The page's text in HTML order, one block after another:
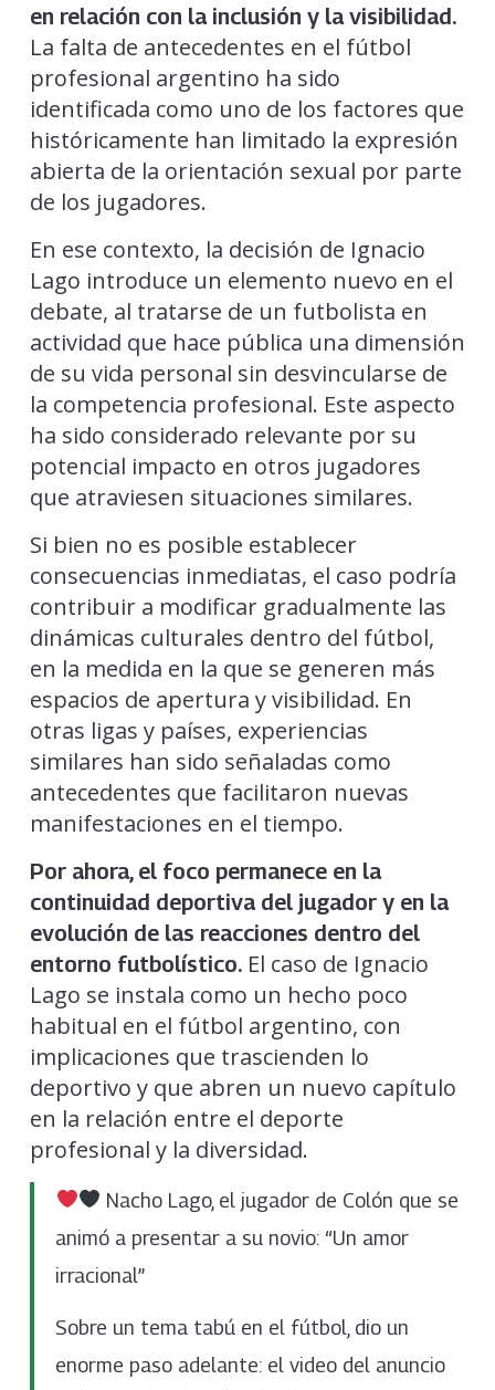
en relación con la inclusión y la visibilidad.
La falta de antecedentes en el fútbol
profesional argentino ha sido
identificada como uno de los factores que
históricamente han limitado la expresión
abierta de la orientación sexual por parte
de los jugadores.
En ese contexto, la decisión de Ignacio
Lago introduce un elemento nuevo en el
debate, al tratarse de un futbolista en
actividad que hace pública una dimensión
de su vida personal sin desvincularse de
la competencia profesional. Este aspecto
ha sido considerado relevante por su
potencial impacto en otros jugadores
que atraviesen situaciones similares.
Si bien no es posible establecer
consecuencias inmediatas, el caso podría
contribuir a modificar gradualmente las
dinámicas culturales dentro del fútbol,
en la medida en la que se generen más
espacios de apertura y visibilidad. En
otras ligas y países, experiencias
similares han sido señaladas como
antecedentes que facilitaron nuevas
manifestaciones en el tiempo.
Por ahora, el foco permanece en la
continuidad deportiva del jugador y en la
evolución de las reacciones dentro del
entorno futbolístico.El caso de Ignacio
Lago se instala como un hecho poco
habitual en el fútbol argentino, con
implicaciones que trascienden lo
deportivo y que abren un nuevo capítulo
en la relación entre el deporte
profesional y la diversidad.
Nacho Lago, el jugador de Colón que se
animó a presentar a su novio: “Un amor
irracional”
Sobre un tema tabú en el fútbol, dio un
enorme paso adelante: el video del anuncio